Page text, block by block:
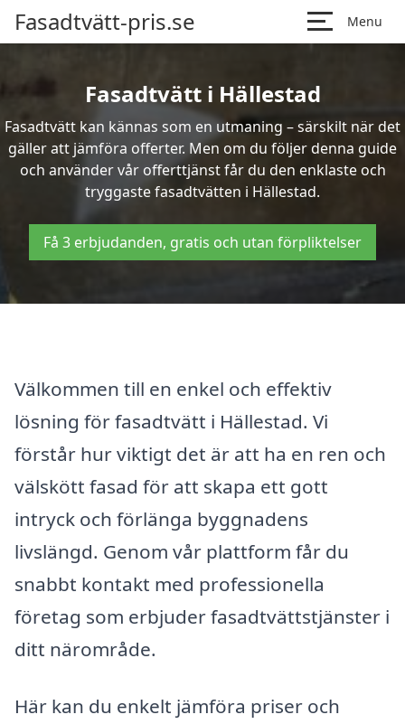
Fasadtvätt-pris.se Menu
Fasadtvätt i Hällestad
Fasadtvätt kan kännas som en utmaning – särskilt när det
gäller att jämföra offerter. Men om du följer denna guide
och använder vår offerttjänst får du den enklaste och
tryggaste fasadtvätten i Hällestad.
Få 3 erbjudanden, gratis och utan förpliktelser
Välkommen till en enkel och effektiv
lösning för fasadtvätt i Hällestad. Vi
förstår hur viktigt det är att ha en ren och
välskött fasad för att skapa ett gott
intryck och förlänga byggnadens
livslängd. Genom vår plattform får du
snabbt kontakt med professionella
företag som erbjuder fasadtvättstjänster i
ditt närområde.
Här kan du enkelt jämföra priser och